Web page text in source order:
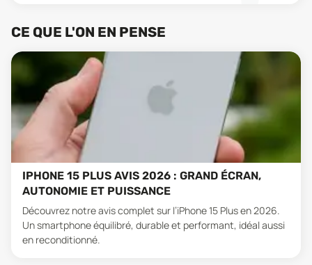
CE QUE L'ON EN PENSE
IPHONE 15 PLUS AVIS 2026 : GRAND ÉCRAN,
AUTONOMIE ET PUISSANCE
Découvrez notre avis complet sur l’iPhone 15 Plus en 2026.
Un smartphone équilibré, durable et performant, idéal aussi
en reconditionné.